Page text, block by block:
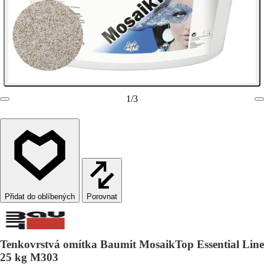
1/3
Porovnat
Tenkovrstvá omítka Baumit MosaikTop Essential Line
25 kg M303